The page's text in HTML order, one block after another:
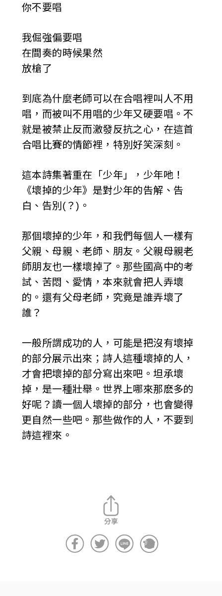
你不要唱
我倔強偏要唱
在間奏的時候果然
放槍了
到底為什麼老師可以在合唱裡叫人不用
唱，而被叫不用唱的少年又硬要唱。不
就是被禁止反而激發反抗之心，在這首
合唱比賽的情節裡，特別好笑深刻。
這本詩集著重在「少年」，少年吔！
《壞掉的少年》是對少年的告解、告
白、告別(？)。
那個壞掉的少年，和我們每個人一樣有
父親、母親、老師、朋友。父親母親老
師朋友也一樣壞掉了。那些國高中的考
試、苦悶、愛情，本來就會把人弄壞
的。還有父母老師，究竟是誰弄壞了
誰？
一般所謂成功的人，可能是把沒有壞掉
的部分展示出來；詩人這種壞掉的人，
才會把壞掉的部分寫出來吧。坦承壞
掉，是一種壯舉。世界上哪來那麽多的
好呢？讀一個人壞掉的部分，也會變得
更自然一些吧。那些做作的人，不要到
詩這裡來。